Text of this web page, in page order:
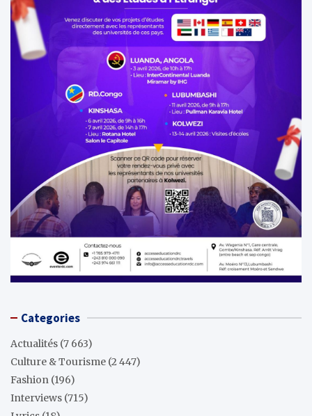
Categories
Actualités (7 663)
Culture & Tourisme (2 447)
Fashion (196)
Interviews (715)